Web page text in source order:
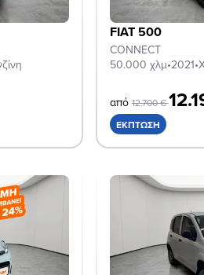
FIAT 500
CONNECT
50.000 χλμ•2021•
από12.700 €
ΈΚΠΤΩΣΗ